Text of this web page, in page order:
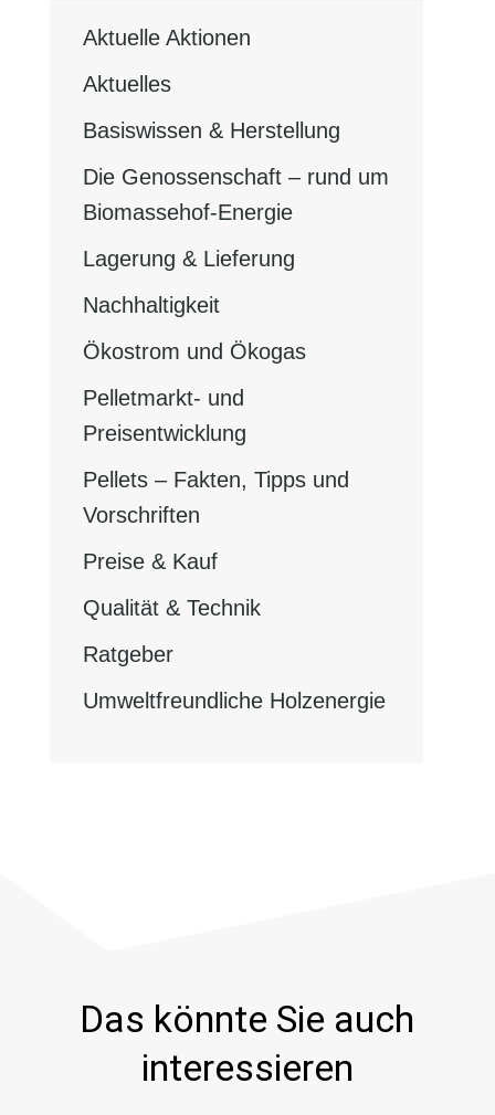
Aktuelle Aktionen
Aktuelles
Basiswissen & Herstellung
Die Genossenschaft – rund um
Biomassehof-Energie
Lagerung & Lieferung
Nachhaltigkeit
Ökostrom und Ökogas
Pelletmarkt- und
Preisentwicklung
Pellets – Fakten, Tipps und
Vorschriften
Preise & Kauf
Qualität & Technik
Ratgeber
Umweltfreundliche Holzenergie
Das könnte Sie auch
interessieren